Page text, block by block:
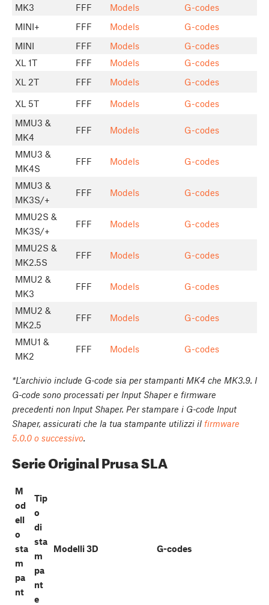
MK3
FFF Models
G-codes
MINI+
FFF Models
G-codes
MINI
FFF Models
G-codes
XL 1T
FFF Models
G-codes
XL 2T
FFF Models
G-codes
XL 5T
FFF Models
G-codes
MMU3 &
MK4
FFF Models G-codes
MMU3 &
MK4S
FFF Models G-codes
MMU3 &
MK3S/+
FFF Models G-codes
MMU2S &
MK3S/+
FFF Models G-codes
MMU2S &
MK2.5S
FFF Models G-codes
MMU2 &
MK3
FFF Models G-codes
MMU2 &
MK2.5
FFF Models G-codes
MMU1 &
MK2
FFF Models G-codes
*L'archivio include G-code sia per stampanti MK4 che MK3.9. I
G-code sono processati per Input Shaper e firmware
precedenti non Input Shaper. Per stampare i G-code Input
Shaper, assicurati che la tua stampante utilizzi il firmware
5.0.0 o successivo.
Serie Original Prusa SLA
M
od
ell
o
sta
m
pa
nt
Tip
o
di
sta
m
pa
nt
e
Modelli 3D G-codes